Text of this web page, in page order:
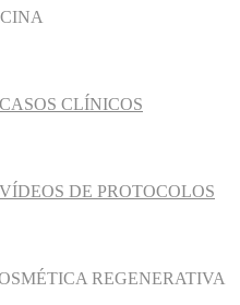
CASOS CLÍNICOS
VÍDEOS DE PROTOCOLOS
REGENERATIVA